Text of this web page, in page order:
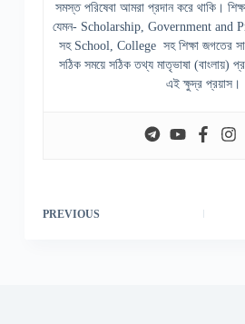
সমস্ত পরিষেবা আমরা প্রদান করে থাকি।
যেমন- Scholarship, Government and
সহ School, College সহ শিক্ষা জগতের
সঠিক সময়ে সঠিক তথ্য মাতৃভাষা (বাংলায়)
এই ক্ষুদ্র প্রয়াস।
PREVIOUS